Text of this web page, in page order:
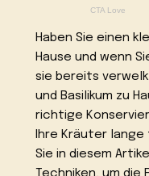
Haben Sie einen
Hause und wenn
sie bereits
und Basilikum zu
richtige
Ihre Kräuter lange
Sie in diesem